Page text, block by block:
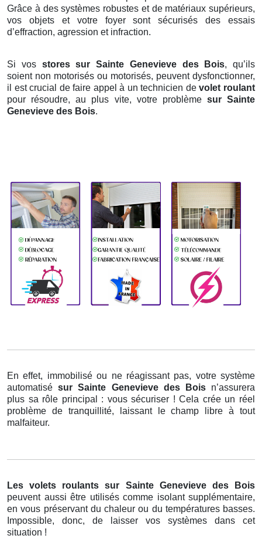
Grâce à des systèmes robustes et de matériaux supérieurs,
vos objets et votre foyer sont sécurisés des essais
d’effraction, agression et infraction.
Si vos stores sur Sainte Genevieve des Bois, qu’ils
soient non motorisés ou motorisés, peuvent dysfonctionner,
il est crucial de faire appel à un technicien devolet roulant
pour résoudre, au plus vite, votre problème sur Sainte
Genevieve des Bois.
En effet, immobilisé ou ne réagissant pas, votre système
automatisésur Sainte Genevieve des Bois n’assurera
plus sa rôle principal : vous sécuriser ! Cela crée un réel
problème de tranquillité, laissant le champ libre à tout
malfaiteur.
Les volets roulants
sur Sainte Genevieve des Bois
peuvent aussi être utilisés comme isolant supplémentaire,
en vous préservant du chaleur ou du températures basses.
Impossible, donc, de laisser vos systèmes dans cet
situation !